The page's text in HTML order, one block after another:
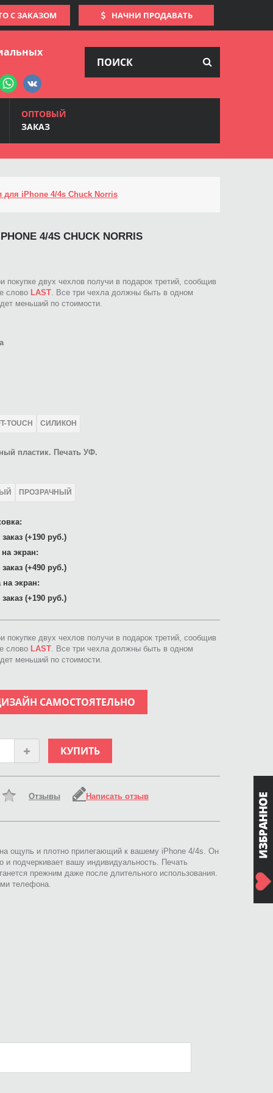
С ЗАКАЗОМ НАЧНИ ПРОДАВАТЬ
ОПТОВЫЙ
ЗАКАЗ
для iPhone 4/4s Chuck Norris
4/4S CHUCK NORRIS
покупке двух чехлов получи в подарок третий, сообщив
слово LAST. Все три чехла должны быть в одном
меньший по стоимости.
TOUCH СИЛИКОН
пластик. Печать УФ.
ПРОЗРАЧНЫЙ
(+190 руб.)
экран:
(+490 руб.)
на экран:
(+190 руб.)
покупке двух чехлов получи в подарок третий, сообщив
слово LAST. Все три чехла должны быть в одном
меньший по стоимости.
САМОСТОЯТЕЛЬНО
КУПИТЬ
Отзывы Написать отзыв
ощупь и плотно прилегающий к вашему iPhone 4/4s. Он
подчеркивает вашу индивидуальность. Печать
прежним даже после длительного использования.
телефона.